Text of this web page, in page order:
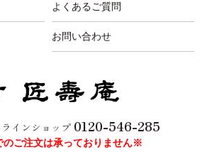
よくあるご質問
お問い合わせ
インショップ 0120-546-285
ご注文は承っておりません※